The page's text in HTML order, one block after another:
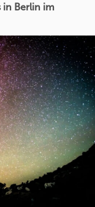
in Berlin im